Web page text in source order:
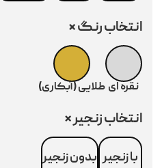
انتخاب رنگ*
نقره ای طلایی (آبکاری)
انتخاب زنجیر*
با زنجیر بدون زنجیر